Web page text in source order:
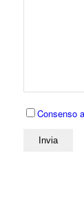
Consenso